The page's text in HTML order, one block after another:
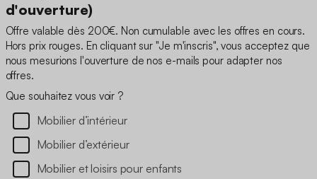
d'ouverture)
Offre valable dès 200€. Non cumulable avec les offres en cours.
Hors prix rouges. En cliquant sur "Je m'inscris", vous acceptez que
nous mesurions l'ouverture de nos e-mails pour adapter nos
offres.
Que souhaitez vous voir ?
Mobilier d’intérieur
Mobilier d’extérieur
Mobilier et loisirs pour enfants